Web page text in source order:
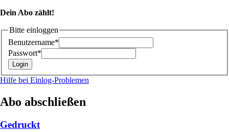
Dein Abo zählt!
Bitte einloggen
Benutzername*
Passwort*
Hilfe bei Einlog-Problemen
Abo abschließen
Gedruckt